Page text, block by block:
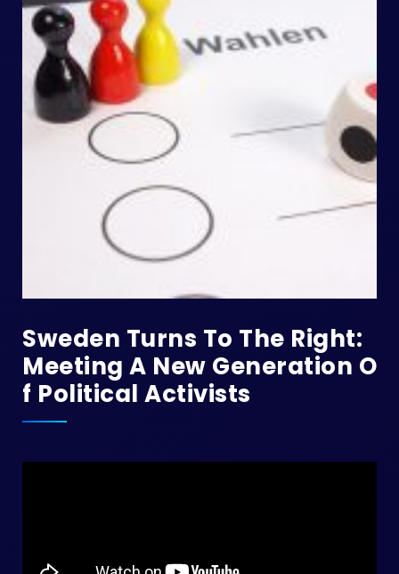
Sweden Turns To The Right:
Meeting A New Generation O
F Political Activists